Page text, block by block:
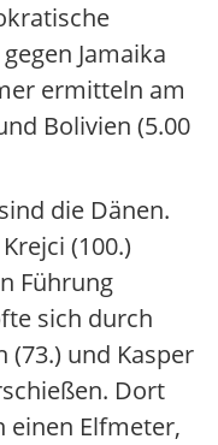
Jamaika
ermitteln am
Bolivien (5.00
die Dänen.
(100.)
Führung
sich durch
(73.) und Kasper
Dort
einen Elfmeter,